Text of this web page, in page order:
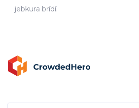
jebkura brīdī.